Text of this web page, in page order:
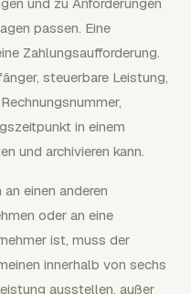
passen. Eine
Zahlungsaufforderung.
steuerbare Leistung,
in einem
und archivieren kann.
einen anderen
oder an eine
ist, muss der
innerhalb von sechs
ausstellen, außer